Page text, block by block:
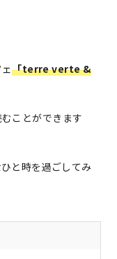
「terre verte &
ことができます
と時を過ごしてみ